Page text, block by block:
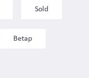
Sold
Betap